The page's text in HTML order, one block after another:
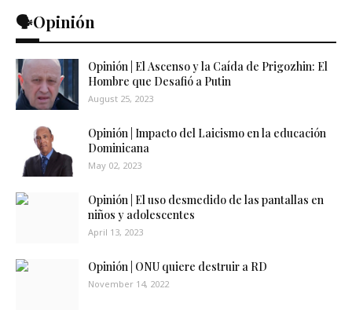
🗣️Opinión
Opinión | El Ascenso y la Caída de Prigozhin: El
Hombre que Desafió a Putin
August 25, 2023
Opinión | Impacto del Laicismo en la educación
Dominicana
May 02, 2023
Opinión | El uso desmedido de las pantallas en
niños y adolescentes
April 13, 2023
Opinión | ONU quiere destruir a RD
November 14, 2022